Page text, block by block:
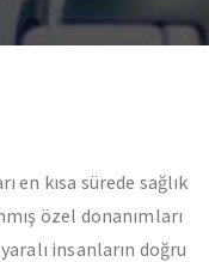
kısa sürede sağlık
özel donanımları
insanların doğru